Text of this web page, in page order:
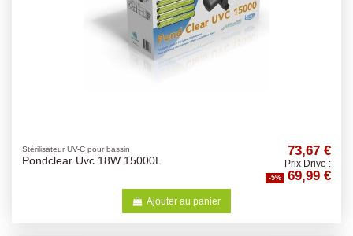
Stérilisateur UV-C pour bassin
Pondclear Uvc 18W 15000L
73,67 €
Prix Drive :
-5% 69,99 €
Ajouter au panier